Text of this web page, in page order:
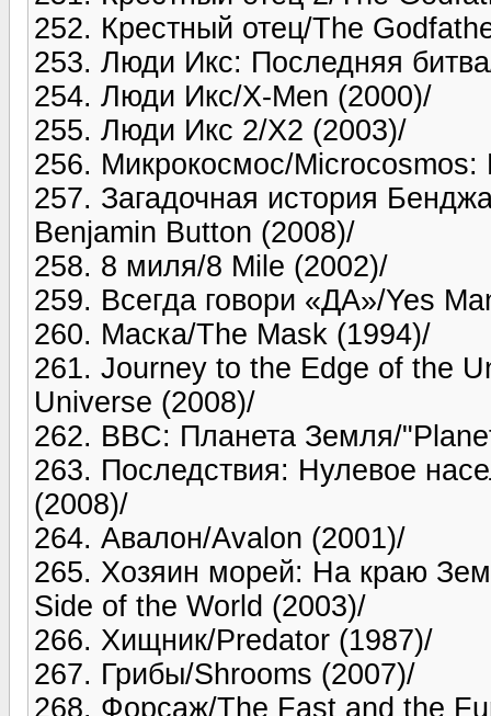
252. Крестный отец/The
253. Люди Икс: Последняя
254. Люди Икс/X-Men (2000)/
255. Люди Икс 2/X2 (2003)/
256. Микрокосмос/
257. Загадочная история
Benjamin Button (2008)/
258. 8 миля/8 Mile (2002)/
259. Всегда говори «ДА»/Yes
260. Маска/The Mask (1994)/
261. Journey to the Edge of the
Universe (2008)/
262. BBC: Планета Земля/
263. Последствия: Нулевое
(2008)/
264. Авалон/Avalon (2001)/
265. Хозяин морей: На краю
Side of the World (2003)/
266. Хищник/Predator (1987)/
267. Грибы/Shrooms (2007)/
268. Форсаж/The Fast and the